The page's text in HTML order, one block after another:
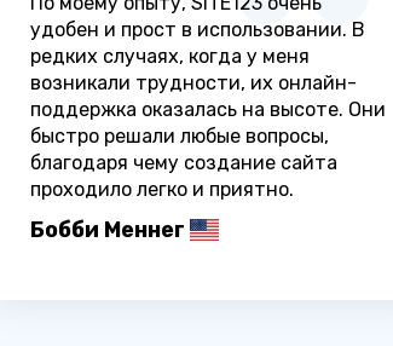
удобен и прост в использовании. В
редких случаях, когда у меня
возникали трудности, их онлайн-
поддержка оказалась на высоте. Они
быстро решали любые вопросы,
благодаря чему создание сайта
проходило легко и приятно.
Бобби Меннег